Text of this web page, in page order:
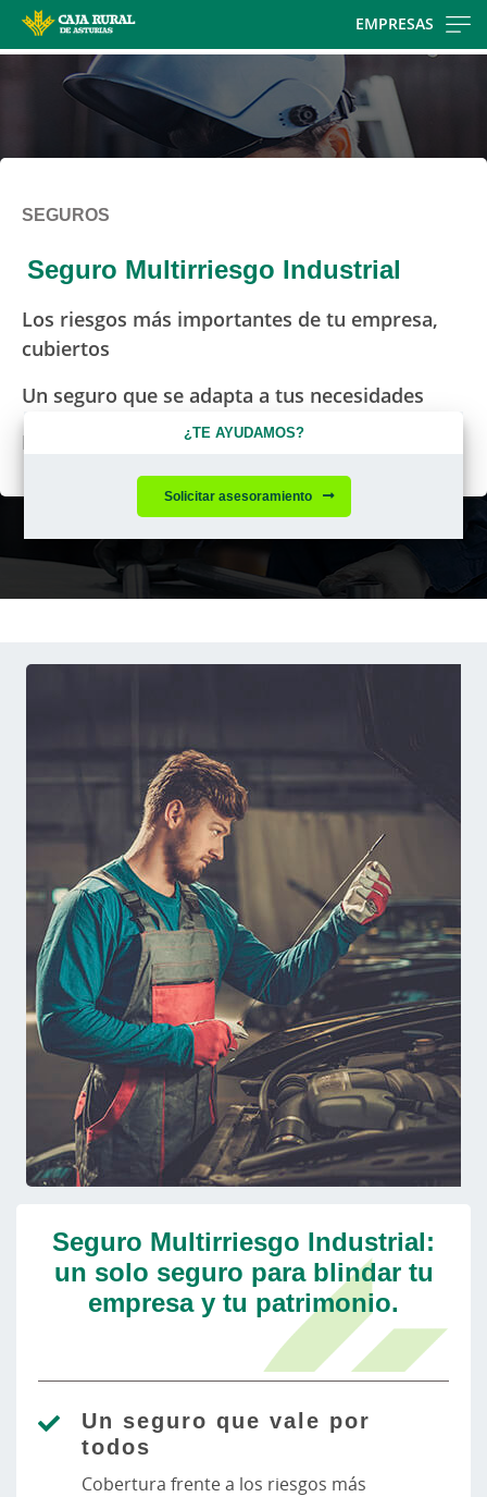
contentt
EMPRESAS
SEGUROS
Seguro Multirriesgo Industrial
Los riesgos más importantes de tu empresa,
cubiertos
Un seguro que se adapta a tus necesidades
Protege tu patrimonio frente a reclamaciones
¿TE AYUDAMOS?
Solicitar asesoramiento
Seguro Multirriesgo Industrial:
un solo seguro para blindar tu
empresa y tu patrimonio.
Un seguro que vale por
todos
Cobertura frente a los riesgos más